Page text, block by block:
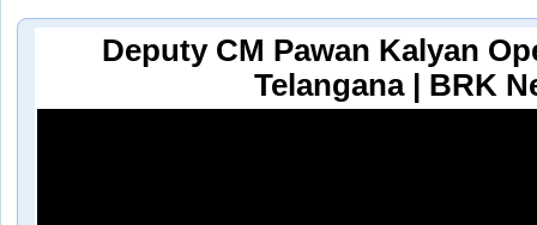
Deputy CM Pawan Kalyan
Telangana | BRK